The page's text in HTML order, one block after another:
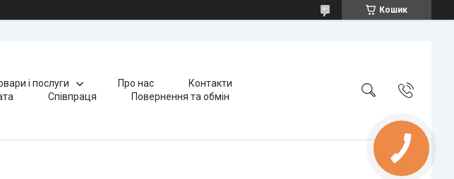
Кошик
і послуги Про нас
Контакти
Співпраця Повернення та обмін